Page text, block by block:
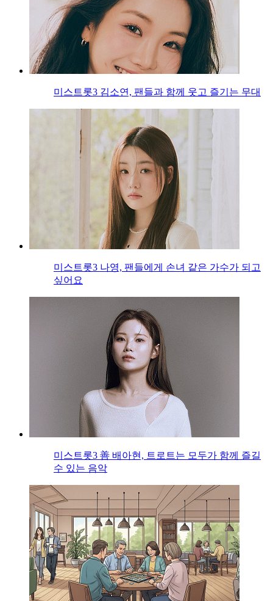
미스트롯3 김소연, 팬들과 함께 웃고 즐기는 무대
미스트롯3 나영, 팬들에게 손녀 같은 가수가 되고
싶어요
미스트롯3 善 배아현, 트로트는 모두가 함께 즐길
수 있는 음악